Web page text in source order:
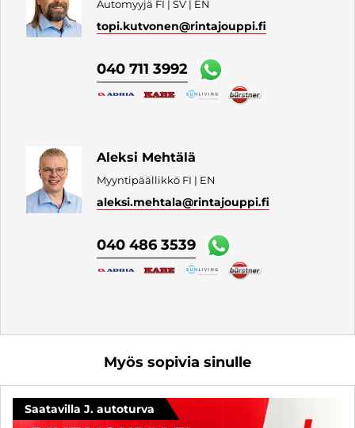
Automyyjä FI | SV | EN
topi.kutvonen@rintajouppi.fi
040 711 3992
Aleksi Mehtälä
Myyntipäällikkö FI | EN
aleksi.mehtala@rintajouppi.fi
040 486 3539
Myös sopivia sinulle
Saatavilla J. autoturva